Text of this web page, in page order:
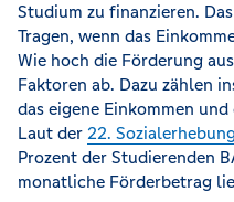
Studium zu finanzieren.
Tragen, wenn das
Wie hoch die Förderung
Faktoren ab. Dazu zählen
das eigene Einkommen
Laut der 22.
Prozent der Studierenden
monatliche Förderbetrag